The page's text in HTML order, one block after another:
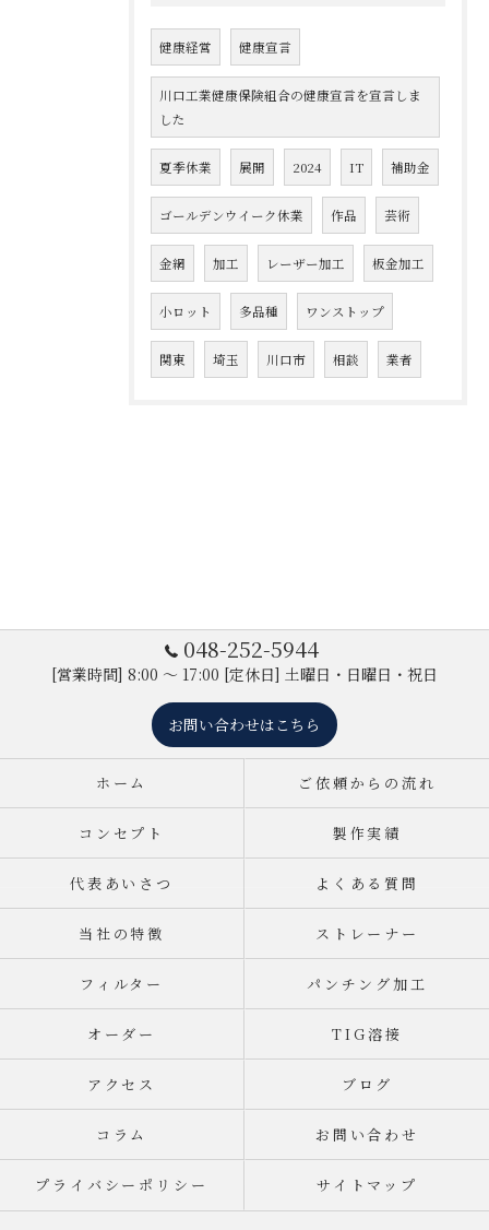
健康経営 健康宣言
川口工業健康保険組合の健康宣言を宣言しま
した
夏季休業 展開 2024 IT 補助金
ゴールデンウイーク休業 作品 芸術
金網 加工 レーザー加工 板金加工
小ロット 多品種 ワンストップ
関東 埼玉 川口市 相談 業者
048-252-5944
[営業時間] 8:00 ～ 17:00 [定休日] 土曜日・日曜日・祝日
お問い合わせはこちら
ホーム ご依頼からの流れ
コンセプト 製作実績
代表あいさつ よくある質問
当社の特徴 ストレーナー
フィルター パンチング加工
オーダー TIG溶接
アクセス ブログ
コラム お問い合わせ
プライバシーポリシー サイトマップ